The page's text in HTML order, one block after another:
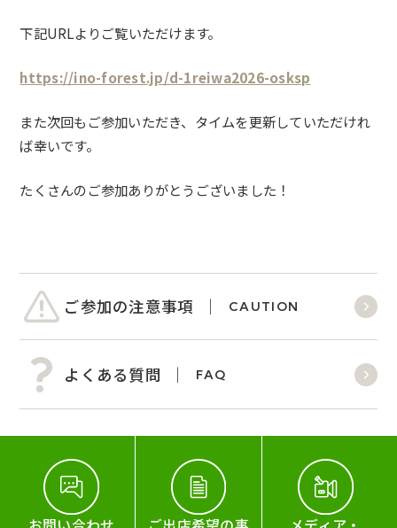
下記URLよりご覧いただけます。
https://ino-forest.jp/d-1reiwa2026-osksp
また次回もご参加いただき、タイムを更新していただけれ
ば幸いです。
たくさんのご参加ありがとうございました！
ご参加の注意事項 CAUTION
よくある質問 FAQ